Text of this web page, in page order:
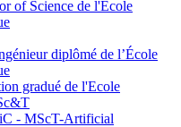
of Science de l'Ecole
diplômé de l’École
gradué de l'Ecole
- MScT-Artificial